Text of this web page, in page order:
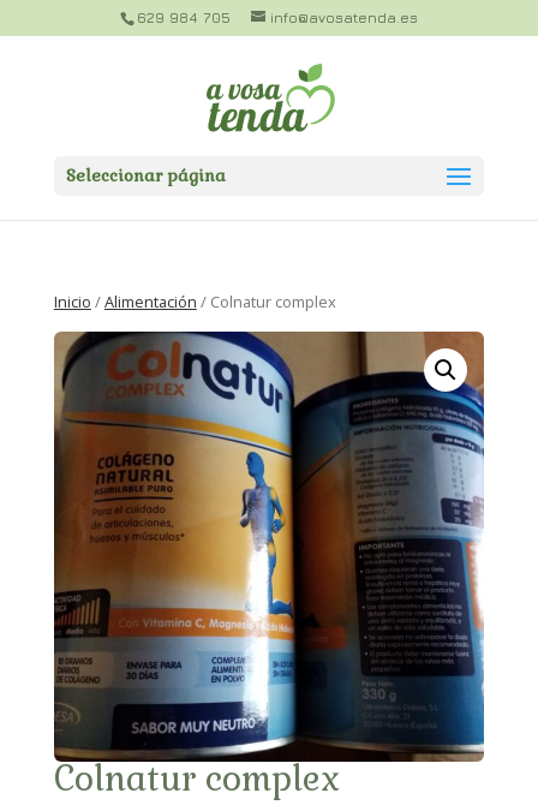
629 984 705 info@avosatenda.es
Seleccionar página
Inicio /Alimentación / Colnatur complex
Colnatur complex